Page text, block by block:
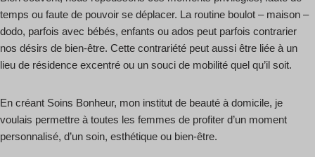
temps ou faute de pouvoir se déplacer. La routine boulot – maison –
dodo, parfois avec bébés, enfants ou ados peut parfois contrarier
nos désirs de bien-être. Cette contrariété peut aussi être liée à un
lieu de résidence excentré ou un souci de mobilité quel qu’il soit.
En créant Soins Bonheur, mon institut de beauté à domicile, je
voulais permettre à toutes les femmes de profiter d’un moment
personnalisé, d’un soin, esthétique ou bien-être.